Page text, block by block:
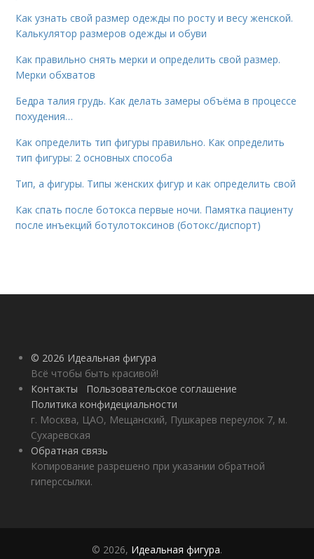
Как узнать свой размер одежды по росту и весу женской.
Калькулятор размеров одежды и обуви
Как правильно снять мерки и определить свой размер.
Мерки обхватов
Бедра талия грудь. Как делать замеры объёма в процессе
похудения…
Как определить тип фигуры правильно. Как определить
тип фигуры: 2 основных способа
Тип, а фигуры. Типы женских фигур и как определить свой
Как спать после ботокса первые ночи. Памятка пациенту
после инъекций ботулотоксинов (ботокс/диспорт)
© 2026 Идеальная фигура
Всё чтобы быть красивой!
Контакты
Пользовательское соглашение
Политика конфидециальности
г. Москва, ЦАО, Мещанский, Пушкарев переулок 7, м.
Сухаревская
Обратная связь
Копирование разрешено при указании обратной
гиперссылки.
© 2026, Идеальная фигура.